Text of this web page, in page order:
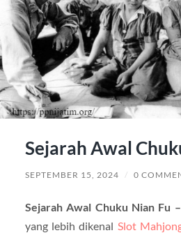
Sejarah Awal
SEPTEMBER 15, 2024 / 0
Sejarah Awal Chuku Nian Fu
yang lebih dikenal Slot